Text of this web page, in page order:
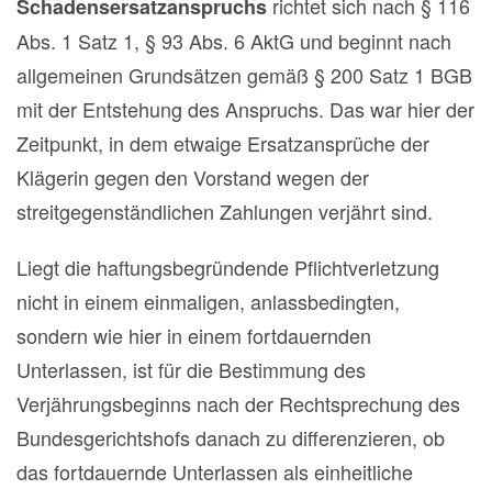
Schadensersatzanspruchs
Abs. 1 Satz 1, § 93 Abs. 6 AktG und beginnt nach
allgemeinen Grundsätzen gemäß § 200 Satz 1 BGB
mit der Entstehung des Anspruchs. Das war hier der
Zeitpunkt, in dem etwaige Ersatzansprüche der
Klägerin gegen den Vorstand wegen der
streitgegenständlichen Zahlungen verjährt sind.
Liegt die haftungsbegründende Pflichtverletzung
nicht in einem einmaligen, anlassbedingten,
sondern wie hier in einem fortdauernden
Unterlassen, ist für die Bestimmung des
Verjährungsbeginns nach der Rechtsprechung des
Bundesgerichtshofs danach zu differenzieren, ob
das fortdauernde Unterlassen als einheitliche